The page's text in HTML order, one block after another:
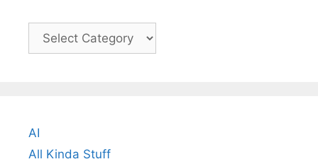
Categories
AI
All Kinda Stuff